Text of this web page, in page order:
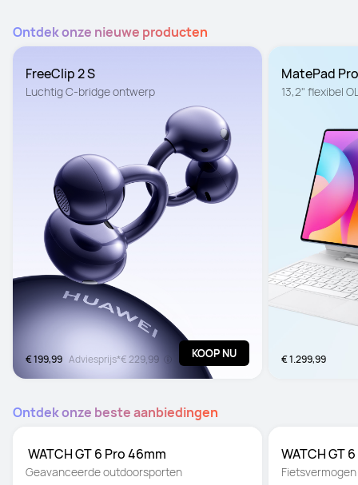
Ontdek onze nieuwe producten
FreeClip 2 S
Luchtig C-bridge ontwerp
€ 199,99 Adviesprijs*€ 229,99 KOOP NU
MatePad
13,2" flexibel
€ 1.299,99
Ontdek onze beste aanbiedingen
WATCH GT 6 Pro 46mm
Geavanceerde outdoorsporten
WATCH GT